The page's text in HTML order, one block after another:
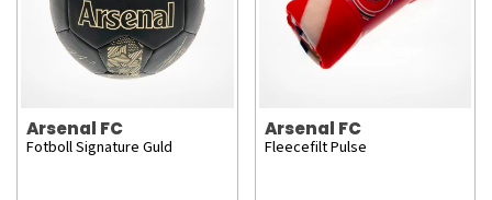
Arsenal FC
Fotboll Signature Guld
Arsenal FC
Fleecefilt Pulse